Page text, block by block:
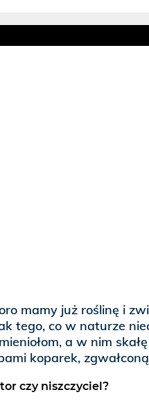
mamy już roślinę i
tego, co w naturze
a w nim
koparek,
czy niszczyciel?